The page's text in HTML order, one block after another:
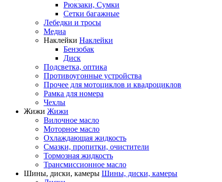
Рюкзаки, Сумки
Сетки багажные
Лебедки и тросы
Медиа
Наклейки Наклейки
Бензобак
Диск
Подсветка, оптика
Противоугонные устройства
Прочее для мотоциклов и квадроциклов
Рамка для номера
Чехлы
Жижи Жижи
Вилочное масло
Моторное масло
Охлаждающая жидкость
Смазки, пропитки, очистители
Тормозная жидкость
Трансмиссионное масло
Шины, диски, камеры Шины, диски, камеры